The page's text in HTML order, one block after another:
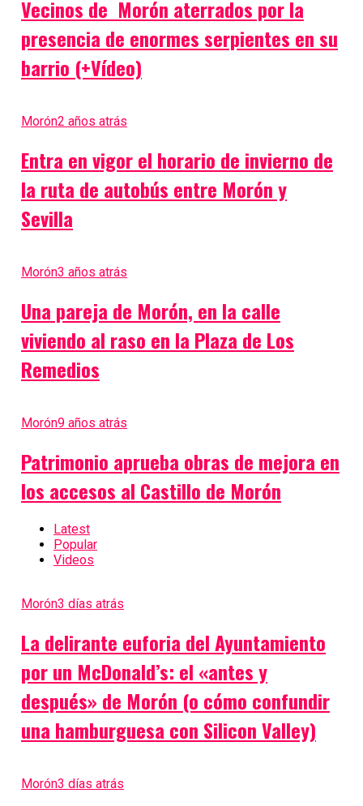
Vecinos de Morón aterrados por la
presencia de enormes serpientes en su
barrio (+Vídeo)
Morón2 años atrás
Entra en vigor el horario de invierno de
la ruta de autobús entre Morón y
Sevilla
Morón3 años atrás
Una pareja de Morón, en la calle
viviendo al raso en la Plaza de Los
Remedios
Morón9 años atrás
Patrimonio aprueba obras de mejora en
los accesos al Castillo de Morón
Latest
Popular
Videos
Morón3 días atrás
La delirante euforia del Ayuntamiento
por un McDonald’s: el «antes y
después» de Morón (o cómo confundir
una hamburguesa con Silicon Valley)
Morón3 días atrás